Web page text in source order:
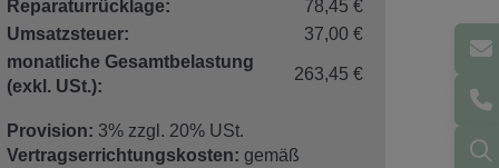
Reparaturrücklage:
78,45 €
Umsatzsteuer:
37,00 €
monatliche Gesamtbelastung
(exkl. USt.):
263,45 €
Provision: 3% zzgl. 20% USt.
Vertragserrichtungskosten: gemäß